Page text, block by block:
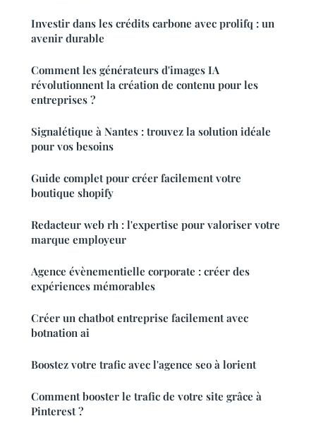
Investir dans les crédits carbone avec prolifq : un
avenir durable
Comment les générateurs d'images IA
révolutionnent la création de contenu pour les
entreprises ?
Signalétique à Nantes : trouvez la solution idéale
pour vos besoins
Guide complet pour créer facilement votre
boutique shopify
Redacteur web rh : l'expertise pour valoriser votre
marque employeur
Agence évènementielle corporate : créer des
expériences mémorables
Créer un chatbot entreprise facilement avec
botnation ai
Boostez votre trafic avec l'agence seo à lorient
Comment booster le trafic de votre site grâce à
Pinterest ?